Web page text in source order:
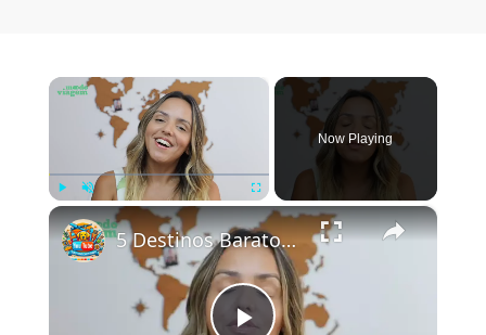
×
Fullscreen
Now Playing
×
5 Destinos Baratos no Brasil Para Conhecer e Amar! 🇧🇷✨